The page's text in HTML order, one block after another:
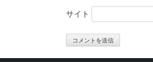
サイト